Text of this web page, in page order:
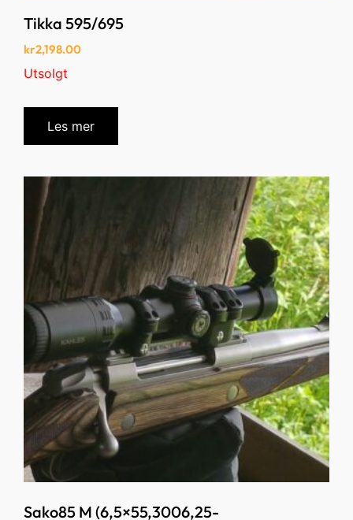
Tikka 595/695
kr2,198.00
Utsolgt
Les mer
Sako85 M (6,5×55,3006,25-